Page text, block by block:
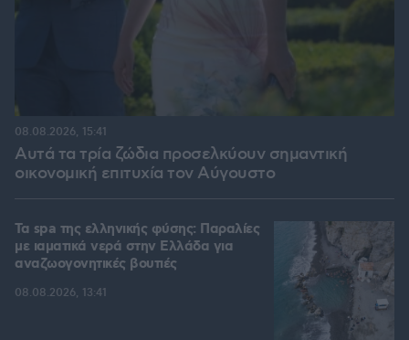
Αυτά τα τρία ζώδια προσελκύουν σημαντική
οικονομική επιτυχία τον Αύγουστο
08.08.2026, 15:41
Τα spa της ελληνικής φύσης: Παραλίες
με ιαματικά νερά στην Ελλάδα για
αναζωογονητικές βουτιές
08.08.2026, 13:41